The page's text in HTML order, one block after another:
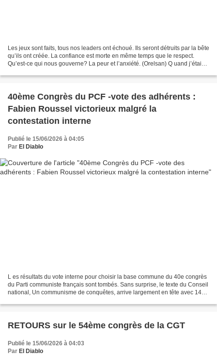
Les jeux sont faits, tous nos leaders ont échoué. Ils seront détruits par la bête
qu’ils ont créée. La confiance est morte en même temps que le respect.
Qu’est-ce qui nous gouverne? La peur et l’anxiété. (Orelsan) Q uand j’étais
40ème Congrès du PCF -vote des adhérents :
Fabien Roussel victorieux malgré la
contestation interne
Publié le 15/06/2026 à 04:05
Par El Diablo
L es résultats du vote interne pour choisir la base commune du 40e congrès
du Parti communiste français sont tombés. Sans surprise, le texte du Conseil
national, Un communisme de conquêtes, arrive largement en tête avec 14
RETOURS sur le 54ème congrès de la CGT
Publié le 15/06/2026 à 04:03
Par El Diablo